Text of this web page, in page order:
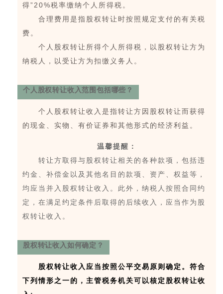
得”20%税率缴纳个人所得税。
合理费用是指股权转让时按照规定支付的有关税
费。
个人股权转让所得个人所得税，以股权转让方为
纳税人，以受让方为扣缴义务人。
个人股权转让收入范围包括哪些？
个人股权转让收入是指转让方因股权转让而获得
的现金、实物、有价证券和其他形式的经济利益。
温馨提醒：
转让方取得与股权转让相关的各种款项，包括违
约金、补偿金以及其他名目的款项、资产、权益等，
均应当并入股权转让收入。此外，纳税人按照合同约
定，在满足约定条件后取得的后续收入，应当作为股
权转让收入。
股权转让收入如何确定？
股权转让收入应当按照公平交易原则确定。符合
下列情形之一的，主管税务机关可以核定股权转让收